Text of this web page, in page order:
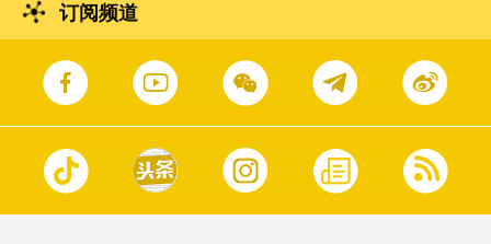
订阅频道